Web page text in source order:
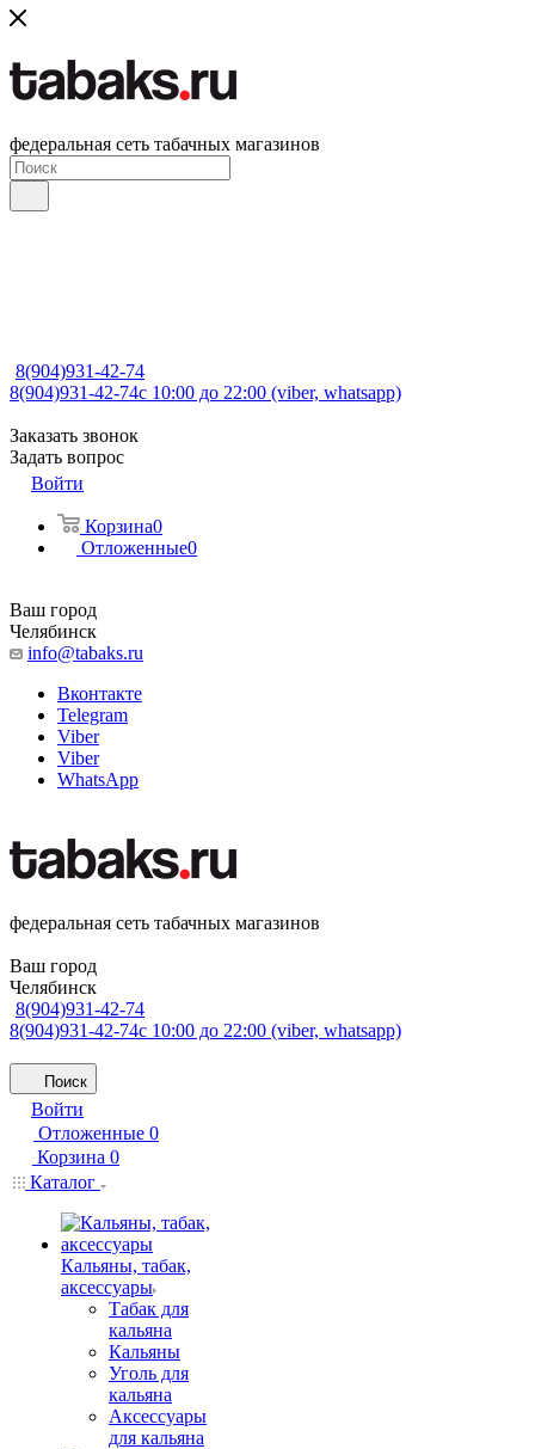
федеральная сеть табачных магазинов
8(904)931-42-74
8(904)931-42-74с 10:00 до 22:00 (viber, whatsapp)
Заказать звонок
Задать вопрос
Войти
Корзина0
Отложенные0
Ваш город
Челябинск
info@tabaks.ru
Вконтакте
Telegram
Viber
Viber
WhatsApp
федеральная сеть табачных магазинов
Ваш город
Челябинск
8(904)931-42-74
8(904)931-42-74с 10:00 до 22:00 (viber, whatsapp)
Поиск
Войти
Отложенные 0
Корзина 0
Каталог
Кальяны, табак,
аксессуары
Табак для
кальяна
Кальяны
Уголь для
кальяна
Аксессуары
для кальяна